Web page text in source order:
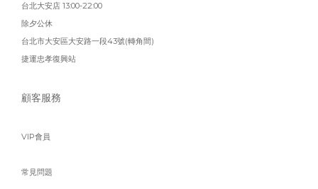
台北大安店 13:00-22:00
除夕公休
台北市大安區大安路一段43號(轉角間)
捷運忠孝復興站
顧客服務
VIP會員
常見問題